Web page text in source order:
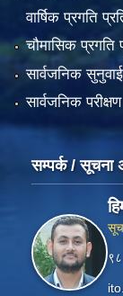
वार्षिक प्रगति
चौमासिक प्रगति
सार्वजनिक सुनुवाई
सार्वजनिक परीक्षण
सम्पर्क / सूचना